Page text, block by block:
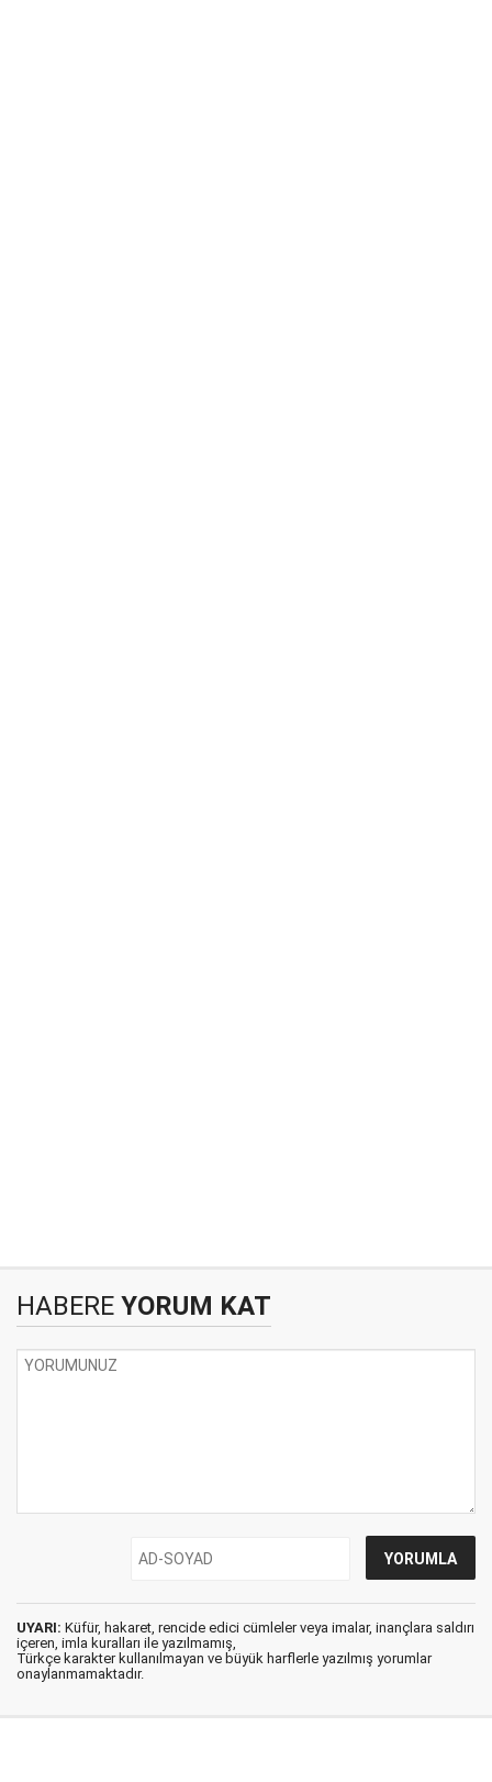
HABERE YORUM KAT
UYARI: Küfür, hakaret, rencide edici cümleler veya imalar, inançlara saldırı
içeren, imla kuralları ile yazılmamış,
Türkçe karakter kullanılmayan ve büyük harflerle yazılmış yorumlar
onaylanmamaktadır.